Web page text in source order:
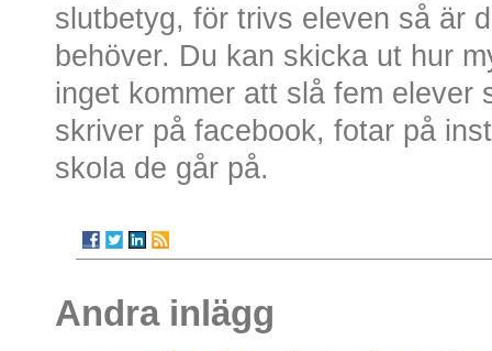
slutbetyg, för trivs eleven så är
behöver. Du kan skicka ut hur
inget kommer att slå fem elever
skriver på facebook, fotar på
skola de går på.
Andra inlägg